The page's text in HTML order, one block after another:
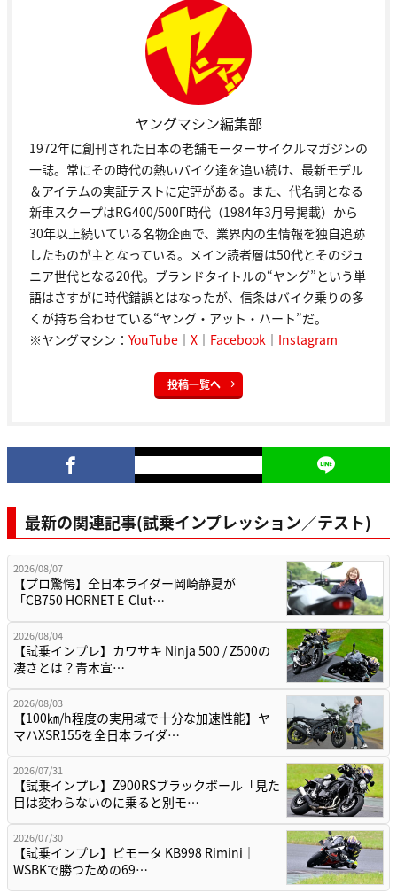
ヤングマシン編集部
1972年に創刊された日本の老舗モーターサイクルマガジンの
一誌。常にその時代の熱いバイク達を追い続け、最新モデル
＆アイテムの実証テストに定評がある。また、代名詞となる
新車スクープはRG400/500Γ時代（1984年3月号掲載）から
30年以上続いている名物企画で、業界内の生情報を独自追跡
したものが主となっている。メイン読者層は50代とそのジュ
ニア世代となる20代。ブランドタイトルの“ヤング”という単
語はさすがに時代錯誤とはなったが、信条はバイク乗りの多
くが持ち合わせている“ヤング・アット・ハート”だ。
※ヤングマシン： YouTube ｜ X ｜ Facebook ｜ Instagram
投稿一覧へ
最新の関連記事(試乗インプレッション／テスト)
2026/08/07
【プロ驚愕】全日本ライダー岡崎静夏が
「CB750 HORNET E-Clut…
2026/08/04
【試乗インプレ】カワサキ Ninja 500 / Z500の
凄さとは？青木宣…
2026/08/03
【100㎞/h程度の実用域で十分な加速性能】ヤ
マハXSR155を全日本ライダ…
2026/07/31
【試乗インプレ】Z900RSブラックボール「見た
目は変わらないのに乗ると別モ…
2026/07/30
【試乗インプレ】ビモータ KB998 Rimini｜
WSBKで勝つための69…